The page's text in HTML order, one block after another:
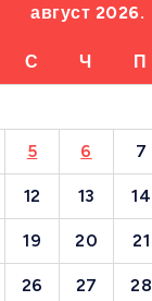
август 2026.
С Ч П
5 6 7
12 13 14
19 20 21
26 27 28